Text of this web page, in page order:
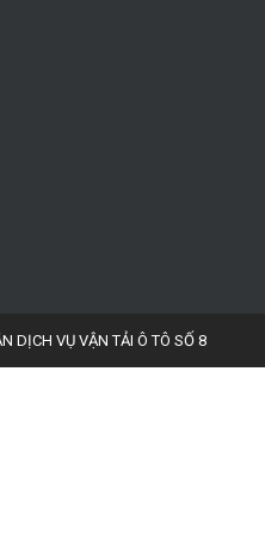
DỊCH VỤ VẬN TẢI Ô TÔ SỐ 8